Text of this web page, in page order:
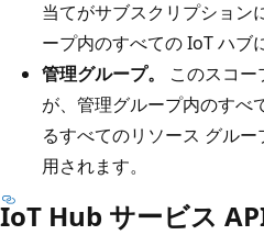
当てがサブスクリプション
ープ内のすべての IoT ハブ
管理グループ。
このスコ
が、管理グループ内のすべ
るすべてのリソース グル
用されます。
IoT Hub サービス